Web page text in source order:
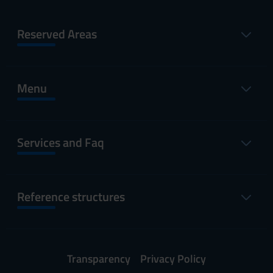
Reserved Areas
Menu
Services and Faq
Reference structures
Transparency Privacy Policy